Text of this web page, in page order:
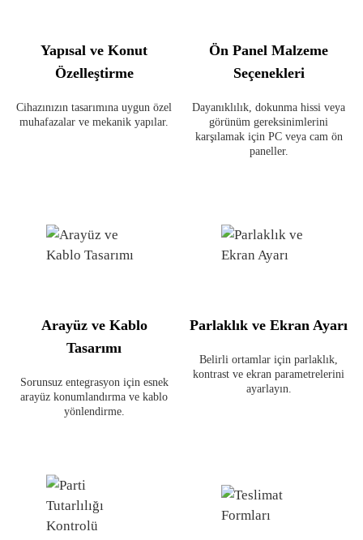
Yapısal ve Konut
Özelleştirme
Cihazınızın tasarımına uygun özel
muhafazalar ve mekanik yapılar.
Ön Panel Malzeme
Seçenekleri
Dayanıklılık, dokunma hissi veya
görünüm gereksinimlerini
karşılamak için PC veya cam ön
paneller.
Arayüz ve Kablo
Tasarımı
Sorunsuz entegrasyon için esnek
arayüz konumlandırma ve kablo
yönlendirme.
Parlaklık ve Ekran Ayarı
Belirli ortamlar için parlaklık,
kontrast ve ekran parametrelerini
ayarlayın.